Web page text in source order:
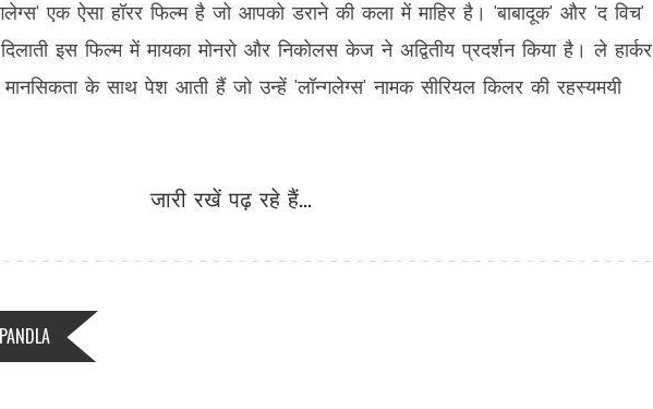
एक ऐसा हॉरर फिल्म है जो आपको डराने की कला में माहिर है। 'बाबादूक' और 'द विच'
इस फिल्म में मायका मोनरो और निकोलस केज ने अद्वितीय प्रदर्शन किया है। ले हार्कर
के साथ पेश आती हैं जो उन्हें 'लॉन्गलेग्स' नामक सीरियल किलर की रहस्यमयी
जारी रखें पढ़ रहे हैं...